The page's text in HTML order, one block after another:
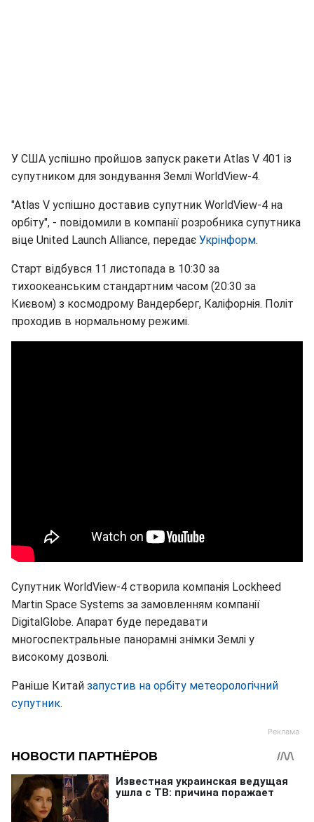
У США успішно пройшов запуск ракети Atlas V 401 із
супутником для зондування Землі WorldView-4.
"Atlas V успішно доставив супутник WorldView-4 на
орбіту", - повідомили в компанії розробника супутника
віце United Launch Alliance, передає Укрінформ.
Старт відбувся 11 листопада в 10:30 за
тихоокеанським стандартним часом (20:30 за
Києвом) з космодрому Вандерберг, Каліфорнія. Політ
проходив в нормальному режимі.
Супутник WorldView-4 створила компанія Lockheed
Martin Space Systems за замовленням компанії
DigitalGlobe. Апарат буде передавати
многоспектральные панорамні знімки Землі у
високому дозволі.
Раніше Китай запустив на орбіту метеорологічний
супутник.